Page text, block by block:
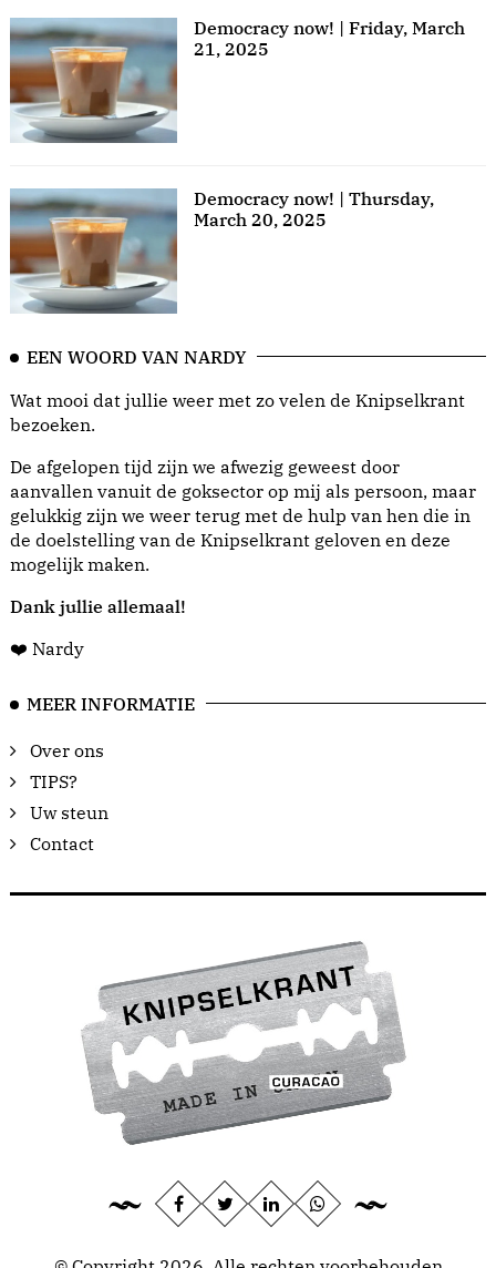
Democracy now! | Friday, March
21, 2025
Democracy now! | Thursday,
March 20, 2025
EEN WOORD VAN NARDY
Wat mooi dat jullie weer met zo velen de Knipselkrant
bezoeken.
De afgelopen tijd zijn we afwezig geweest door
aanvallen vanuit de goksector op mij als persoon, maar
gelukkig zijn we weer terug met de hulp van hen die in
de doelstelling van de Knipselkrant geloven en deze
mogelijk maken.
Dank jullie allemaal!
❤️ Nardy
MEER INFORMATIE
Over ons
TIPS?
Uw steun
Contact